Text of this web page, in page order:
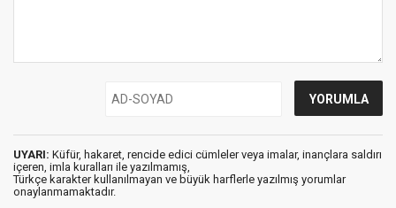
UYARI: Küfür, hakaret, rencide edici cümleler veya imalar, inançlara saldırı
içeren, imla kuralları ile yazılmamış,
Türkçe karakter kullanılmayan ve büyük harflerle yazılmış yorumlar
onaylanmamaktadır.